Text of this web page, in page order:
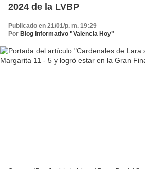
2024 de la LVBP
Publicado en 21/01/p. m. 19:29
Por Blog Informativo "Valencia Hoy"